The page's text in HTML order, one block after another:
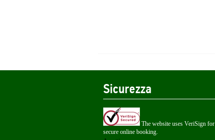
Sicurezza
The website uses VeriSign for
secure online booking.